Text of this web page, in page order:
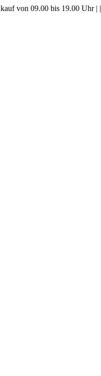
von 09.00 bis 19.00 Uhr | |